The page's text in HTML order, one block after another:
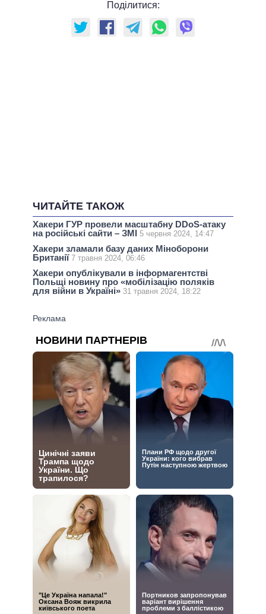
Поділитися:
ЧИТАЙТЕ ТАКОЖ
Хакери ГУР провели масштабну DDoS-атаку
на російські сайти – ЗМІ 5 червня 2024, 14:47
Хакери зламали базу даних Міноборони
Британії 7 травня 2024, 06:46
Хакери опублікували в інформагентстві
Польщі новину про «мобілізацію поляків
для війни в Україні» 31 травня 2024, 18:22